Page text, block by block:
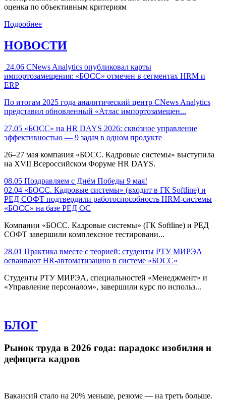
оценка по объективным критериям
Подробнее
НОВОСТИ
24.06 CNews Analytics опубликовал карты
импортозамещения: «БОСС» отмечен в сегментах HRM и
ERP
По итогам 2025 года аналитический центр CNews Analytics
представил обновленный «Атлас импортозамещен...
27.05 «БОСС» на HR DAYS 2026: сквозное управление
эффективностью — 9 задач в одном продукте
26–27 мая компания «БОСС. Кадровые системы» выступила
на XVII Всероссийском Форуме HR DAYS.
08.05 Поздравляем с Днём Победы 9 мая!
02.04 «БОСС. Кадровые системы» (входит в ГК Softline) и
РЕД СОФТ подтвердили работоспособность HRM-системы
«БОСС» на базе РЕД ОС
Компании «БОСС. Кадровые системы» (ГК Softline) и РЕД
СОФТ завершили комплексное тестировани...
28.01 Практика вместе с теорией: студенты РТУ МИРЭА
осваивают HR-автоматизацию в системе «БОСС»
Студенты РТУ МИРЭА, специальностей «Менеджмент» и
«Управление персоналом», завершили курс по использ...
БЛОГ
Рынок труда в 2026 года: парадокс изобилия и
дефицита кадров
Вакансий стало на 20% меньше, резюме — на треть больше.